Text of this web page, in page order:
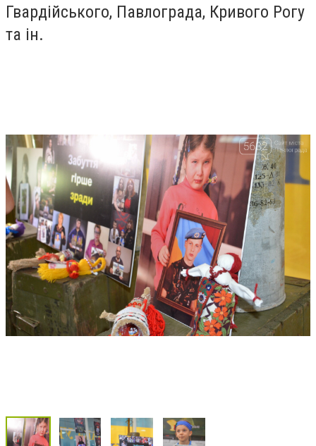
Гвардійського, Павлограда, Кривого Рогу
та ін.